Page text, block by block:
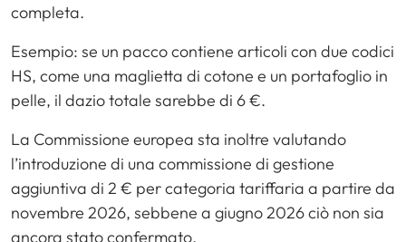
completa.
Esempio: se un pacco contiene articoli con due codici
HS, come una maglietta di cotone e un portafoglio in
pelle, il dazio totale sarebbe di 6 €.
La Commissione europea sta inoltre valutando
l’introduzione di una commissione di gestione
aggiuntiva di 2 € per categoria tariffaria a partire da
novembre 2026, sebbene a giugno 2026 ciò non sia
ancora stato confermato.